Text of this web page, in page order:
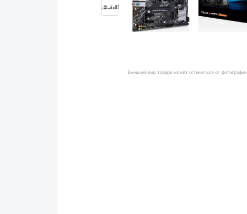
Внешний вид товара может отличаться от фотографии